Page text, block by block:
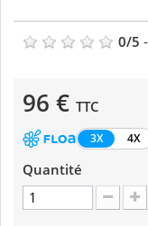
0/5 -
96 € TTC
3X 4X
Quantité